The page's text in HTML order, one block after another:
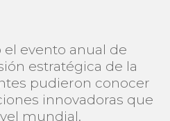
el evento anual de
estratégica de la
pudieron conocer
innovadoras que
mundial.